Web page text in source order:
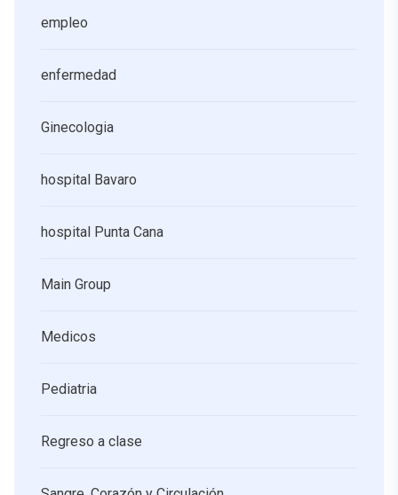
empleo
enfermedad
Ginecologia
hospital Bavaro
hospital Punta Cana
Main Group
Medicos
Pediatria
Regreso a clase